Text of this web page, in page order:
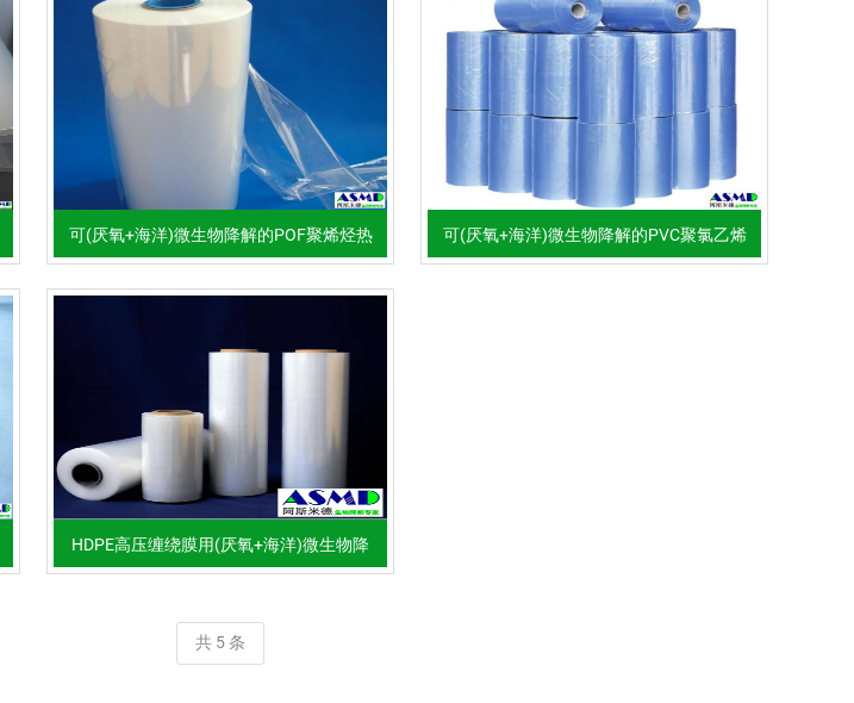
可(厌氧+海洋)微生物降解的POF聚烯烃热
收缩膜
可(厌氧+海洋)微生物降解的PVC聚氯乙烯
HDPE高压缠绕膜用(厌氧+海洋)微生物降
共 5 条